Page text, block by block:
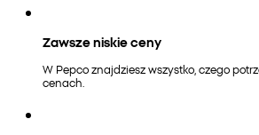
Zawsze niskie ceny
W Pepco znajdziesz wszystko, czego
cenach.